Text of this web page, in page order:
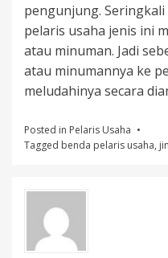
pengunjung.
pelaris usaha jenis ini
atau minuman. Jadi
atau minumannya ke
meludahinya secara
Posted in Pelaris Usaha
Tagged benda pelaris usaha,